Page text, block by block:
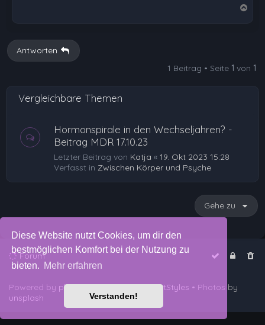
Diese Website nutzt Cookies, um dir den
bestmöglichen Komfort bei der Nutzung zu
bieten. Mehr erfahren
Verstanden!
b
Antworten
1 Beitrag • Seite 1 von 1
Vergleichbare Themen
Hormonspirale in den Wechseljahren? -
Beitrag MDR 17.10.23
Letzter Beitrag von Katja « 19. Okt 2023 15:28
Verfasst in Zwischen Körper und Psyche
Gehe zu
Forum
Powered by phpBB™• Design byPlanetStyles • Photos by
unsplash